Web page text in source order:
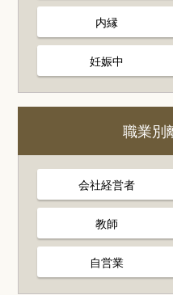
内縁
妊娠中
職業別
会社経営者
教師
自営業